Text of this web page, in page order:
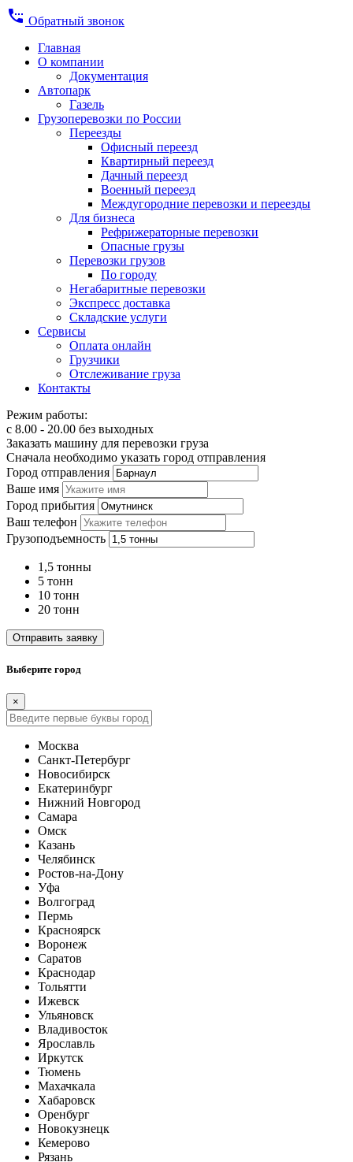
settings_phone Обратный звонок
Главная
О компании
Документация
Автопарк
Газель
Грузоперевозки по России
Переезды
Офисный переезд
Квартирный переезд
Дачный переезд
Военный переезд
Междугородние перевозки и переезды
Для бизнеса
Рефрижераторные перевозки
Опасные грузы
Перевозки грузов
По городу
Негабаритные перевозки
Экспресс доставка
Складские услуги
Сервисы
Оплата онлайн
Грузчики
Отслеживание груза
Контакты
Режим работы:
с 8.00 - 20.00 без выходных
Заказать машину для перевозки груза
Сначала необходимо указать город отправления
Город отправления
Ваше имя
Город прибытия
Ваш телефон
Грузоподъемность
1,5 тонны
5 тонн
10 тонн
20 тонн
Отправить заявку
Выберите город
×
Москва
Санкт-Петербург
Новосибирск
Екатеринбург
Нижний Новгород
Самара
Омск
Казань
Челябинск
Ростов-на-Дону
Уфа
Волгоград
Пермь
Красноярск
Воронеж
Саратов
Краснодар
Тольятти
Ижевск
Ульяновск
Владивосток
Ярославль
Иркутск
Тюмень
Махачкала
Хабаровск
Оренбург
Новокузнецк
Кемерово
Рязань